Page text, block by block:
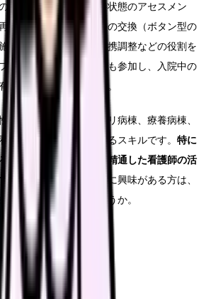
管理状態の確認、栄養状態のアセスメン
指導、胃瘻カテーテルの交換（ボタン型の
可能）、多職種との連携調整などの役割を
ァレンスに訪問看護師も参加し、入院中の
することが理想的です。
期病棟、回復期リハビリ病棟、療養病棟、
護の現場で必要とされるスキルです。 特に
中、経管栄養の管理に精通した看護師の活
。
訪問看護や在宅医療に興味がある方は、
てみてはいかがでしょうか。
ましたか？